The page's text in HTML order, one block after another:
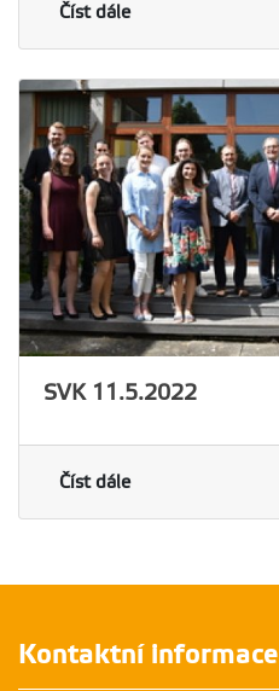
Číst dále
SVK 11.5.2022
Číst dále
Kontaktní informace